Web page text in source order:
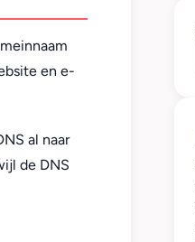
en e-
al naar
de DNS